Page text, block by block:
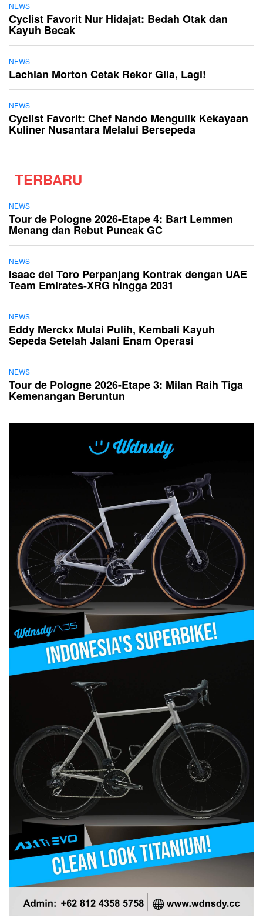
NEWS
Cyclist Favorit Nur Hidajat: Bedah Otak dan
Kayuh Becak
NEWS
Lachlan Morton Cetak Rekor Gila, Lagi!
NEWS
Cyclist Favorit: Chef Nando Mengulik Kekayaan
Kuliner Nusantara Melalui Bersepeda
TERBARU
NEWS
Tour de Pologne 2026-Etape 4: Bart Lemmen
Menang dan Rebut Puncak GC
NEWS
Isaac del Toro Perpanjang Kontrak dengan UAE
Team Emirates-XRG hingga 2031
NEWS
Eddy Merckx Mulai Pulih, Kembali Kayuh
Sepeda Setelah Jalani Enam Operasi
NEWS
Tour de Pologne 2026-Etape 3: Milan Raih Tiga
Kemenangan Beruntun